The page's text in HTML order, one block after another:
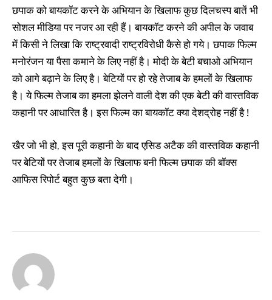
छपाक को बायकॉट करने के अभियान के खिलाफ कुछ दिलचस्प बातें भी
सोशल मीडिया पर नजर आ रही हैं। बायकॉट करने की अपील के जवाब
में किसी ने लिखा कि राष्ट्रवादी राष्ट्रविरोधी कैसे हो गये। छपाक फिल्म
मनोरंजन या पैसा कमाने के लिए नहीं है। मोदी के बेटी बचाओ अभियान
को आगे बढ़ाने के लिए है। बेटियों पर हो रहे तेजाब के हमलों के खिलाफ
है। ये फिल्म तेजाब का हमला झेलने वाली देश की एक बेटी की वास्तविक
कहानी पर आधारित है। इस फिल्म का बायकॉट क्या देशद्रोह नहीं है !
खैर जो भी हो, इस पूरी कहानी के बाद एसिड अटैक की वास्तविक कहानी
पर बेटियों पर तेजाब हमलों के खिलाफ बनी फिल्म छपाक की बॉक्स
आफिस रिपोर्ट बहुत कुछ बता देगी।